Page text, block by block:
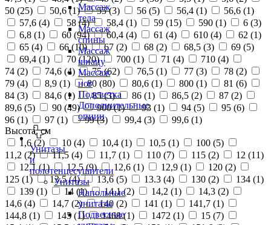
Массаж
тела
Массаж
спины
Массаж
шиацу
Массаж
ног
Подсветка
Дополнительные
опции
Унитазы
и
полотенцесушители
Унитазы
Напольные
унитазы
Подвесные
50 (25) 50,6 (1) 55 (3) 56 (5) 56,4 (1) 56,6 (1)
57,6 (4) 58 (4) 58,4 (1) 59 (15) 590 (1) 6 (3)
6,8 (1) 60 (94) 60,4 (4) 61 (4) 610 (4) 62 (1)
65 (4) 66 (10) 67 (2) 68 (2) 68,5 (3) 69 (5)
69,4 (1) 70 (120) 700 (1) 71 (4) 710 (4)
74 (2) 74,6 (4) 75 (62) 76,5 (1) 77 (3) 78 (2)
79 (4) 8,9 (1) 80 (80) 80,6 (1) 800 (1) 81 (6)
84 (3) 84,6 (1) 85 (3) 86 (1) 86,5 (2) 87 (2)
89,6 (5) 90 (49) 900 (1) 93 (1) 94 (5) 95 (6)
96 (1) 97 (1) 99 (3) 99,4 (3) 99,6 (1)
Высота, см
1,6 (2) 10 (4) 10,4 (1) 10,5 (1) 100 (5)
11,2 (2) 11,5 (4) 11,7 (1) 110 (7) 115 (2) 12 (11)
12,1 (1) 12,5 (9) 12,6 (1) 12,9 (1) 120 (2)
125 (1) 13,5 (4) 13,6 (5) 13.3 (4) 130 (2) 134 (1)
139 (1) 14 (1) 14,1 (2) 14,2 (1) 14,3 (2)
14,6 (4) 14,7 (2) 140 (2) 141 (1) 141,7 (1)
144,8 (1) 145 (1) 1468 (1) 1472 (1) 15 (7)